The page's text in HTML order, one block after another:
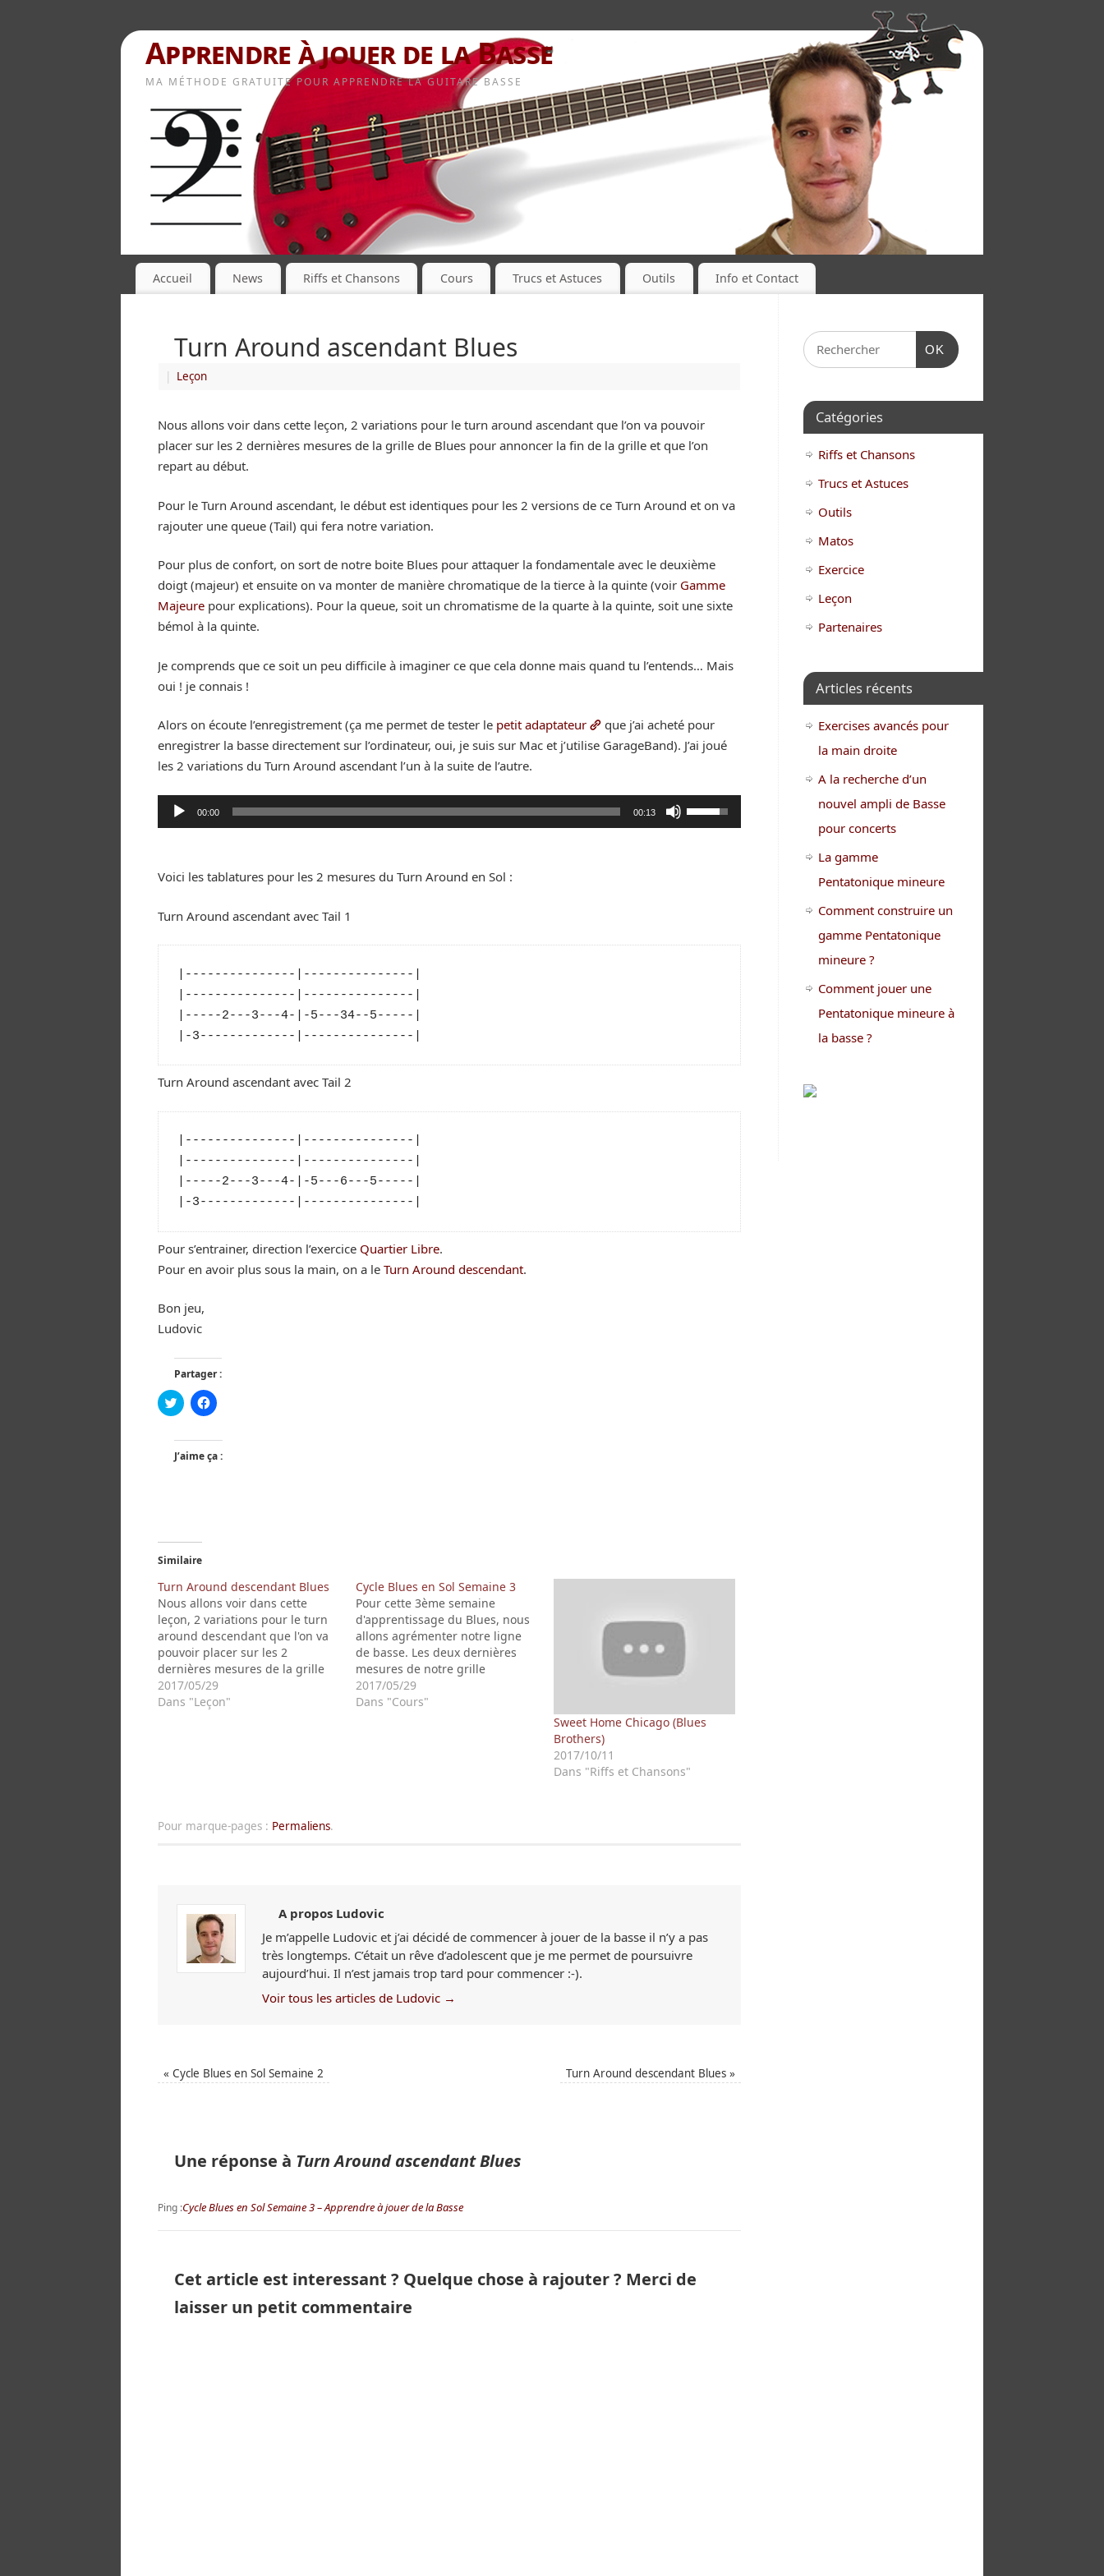
Apprendre à jouer de la Basse
MA MÉTHODE GRATUITE POUR APPRENDRE LA GUITARE BASSE
Accueil News Riffs et Chansons Cours Trucs et Astuces Outils Info et Contact
Turn Around ascendant Blues
| Leçon
Nous allons voir dans cette leçon, 2 variations pour le turn around ascendant que l’on va pouvoir
placer sur les 2 dernières mesures de la grille de Blues pour annoncer la fin de la grille et que l’on
repart au début.
Pour le Turn Around ascendant, le début est identiques pour les 2 versions de ce Turn Around et on va
rajouter une queue (Tail) qui fera notre variation.
Pour plus de confort, on sort de notre boite Blues pour attaquer la fondamentale avec le deuxième
doigt (majeur) et ensuite on va monter de manière chromatique de la tierce à la quinte (voir Gamme
Majeure pour explications). Pour la queue, soit un chromatisme de la quarte à la quinte, soit une sixte
bémol à la quinte.
Je comprends que ce soit un peu difficile à imaginer ce que cela donne mais quand tu l’entends… Mais
oui ! je connais !
Alors on écoute l’enregistrement (ça me permet de tester le petit adaptateur
que j’ai acheté pour
enregistrer la basse directement sur l’ordinateur, oui, je suis sur Mac et j’utilise GarageBand). J’ai joué
les 2 variations du Turn Around ascendant l’un à la suite de l’autre.
Lecteur
audio
00:00 00:13
les
diminuer
Voici les tablatures pour les 2 mesures du Turn Around en Sol :
Turn Around ascendant avec Tail 1
|---------------|---------------|
|---------------|---------------|
|-----2---3---4-|-5---34--5-----|
Turn Around ascendant avec Tail 2
|---------------|---------------|
|---------------|---------------|
|-----2---3---4-|-5---6---5-----|
Pour s’entrainer, direction l’exercice Quartier Libre.
Pour en avoir plus sous la main, on a le Turn Around descendant.
Bon jeu,
Ludovic
Partager :
Click
to
Twitter(ouvre
dans
une
Cliquez
pour
Facebook(ouvre
dans
une
J’aime ça :
Similaire
Turn Around descendant Blues
Nous allons voir dans cette
leçon, 2 variations pour le turn
around descendant que l'on va
pouvoir placer sur les 2
dernières mesures de la grille
de Blues pour annoncer la fin de
la grille et que l'on repart au
2017/05/29
Dans "Leçon"
Cycle Blues en Sol Semaine 3
Pour cette 3ème semaine
d'apprentissage du Blues, nous
allons agrémenter notre ligne
de basse. Les deux dernières
mesures de notre grille
ressemblent furieusement aux 4
premières mesures. On se
2017/05/29
Dans "Cours"
Sweet Home Chicago (Blues
Brothers)
2017/10/11
Dans "Riffs et Chansons"
Pour marque-pages : Permaliens.
A propos Ludovic
Je m’appelle Ludovic et j’ai décidé de commencer à jouer de la basse il n’y a pas
très longtemps. C’était un rêve d’adolescent que je me permet de poursuivre
aujourd’hui. Il n’est jamais trop tard pour commencer :-).
Voir tous les articles de Ludovic →
« Cycle Blues en Sol Semaine 2 Turn Around descendant Blues »
Une réponse à Turn Around ascendant Blues
Ping :Cycle Blues en Sol Semaine 3 – Apprendre à jouer de la Basse
Cet article est interessant ? Quelque chose à rajouter ? Merci de
laisser un petit commentaire
OK
Catégories
Riffs et Chansons
Trucs et Astuces
Outils
Matos
Exercice
Leçon
Partenaires
Articles récents
Exercises avancés pour
la main droite
A la recherche d’un
nouvel ampli de Basse
pour concerts
La gamme
Pentatonique mineure
Comment construire un
gamme Pentatonique
mineure ?
Comment jouer une
Pentatonique mineure à
la basse ?